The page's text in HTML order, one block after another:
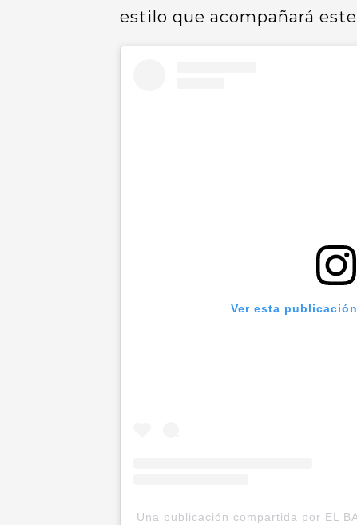
estilo que acompañará
Ver esta
Una publicación compartida por EL